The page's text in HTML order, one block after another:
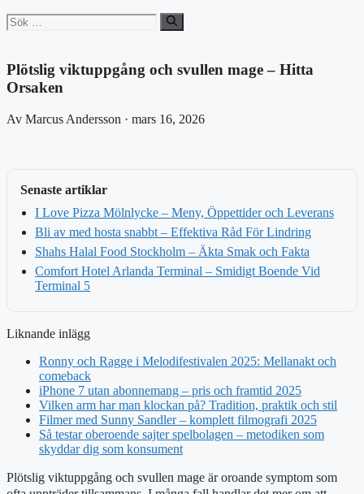
Sök
efter:
Plötslig viktuppgång och svullen mage – Hitta
Orsaken
Av Marcus Andersson · mars 16, 2026
Senaste artiklar
I Love Pizza Mölnlycke – Meny, Öppettider och Leverans
Bli av med hosta snabbt – Effektiva Råd För Lindring
Shahs Halal Food Stockholm – Äkta Smak och Fakta
Comfort Hotel Arlanda Terminal – Smidigt Boende Vid
Terminal 5
Liknande inlägg
Ronny och Ragge i Melodifestivalen 2025: Mellanakt och
comeback
iPhone 7 utan abonnemang – pris och framtid 2025
Vilken arm har man klockan på? Tradition, praktik och stil
Filmer med Sunny Sandler – komplett filmografi 2025
Så testar oberoende sajter spelbolagen – metodiken som
skyddar dig som konsument
Plötslig viktuppgång och svullen mage är oroande symptom som